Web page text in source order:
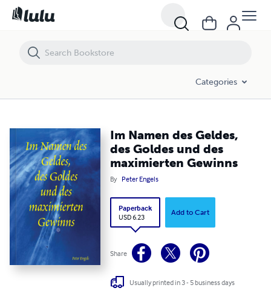
Categories
Im Namen des Geldes,
des Goldes und des
maximierten Gewinns
By Peter Engels
Paperback
USD 6.23
Add to Cart
Share
Usually printed in 3 - 5 business days
Im Namen des Geldes, des Goldes und des maximierten Gewinns